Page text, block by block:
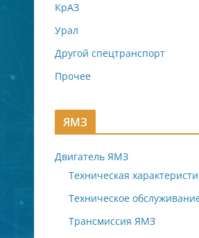
КрАЗ
Урал
Другой спецтранспорт
Прочее
ЯМЗ
Двигатель ЯМЗ
Техническая
Техническое
Трансмиссия ЯМЗ